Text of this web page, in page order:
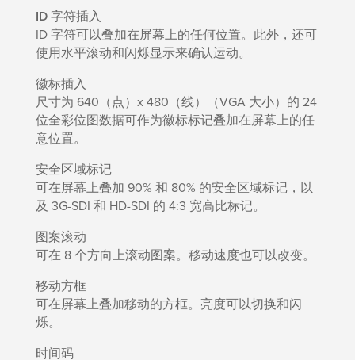
ID 字符插入
ID 字符可以叠加在屏幕上的任何位置。此外，还可
使用水平滚动和闪烁显示来确认运动。
徽标插入
尺寸为 640（点）x 480（线）（VGA 大小）的 24
位全彩位图数据可作为徽标标记叠加在屏幕上的任
意位置。
安全区域标记
可在屏幕上叠加 90% 和 80% 的安全区域标记，以
及 3G-SDI 和 HD-SDI 的 4:3 宽高比标记。
图案滚动
可在 8 个方向上滚动图案。移动速度也可以改变。
移动方框
可在屏幕上叠加移动的方框。亮度可以切换和闪
烁。
时间码